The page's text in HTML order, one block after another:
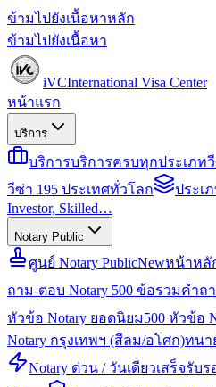
ข้ามไปยังเนื้อหาหลัก
ข้ามไปยังเนื้อหา
iVCInternational Visa Center
หน้าแรก
บริการ
บริการบริการครบทุกประเภท
วีซ่า 195 ประเทศทั่วโลก
ประเ
Investor, Skilled…
Notary Public
ศูนย์ Notary PublicNewหน้าหลั
ถาม-ตอบ Notary 500 ข้อรวมคำถ
หัวข้อ Notary ยอดนิยม500 หัวข้อ
Notary กรุงเทพฯ (สีลม/อโศก)ทนา
Notary ด่วน / วันเดียวเสร็จรับร